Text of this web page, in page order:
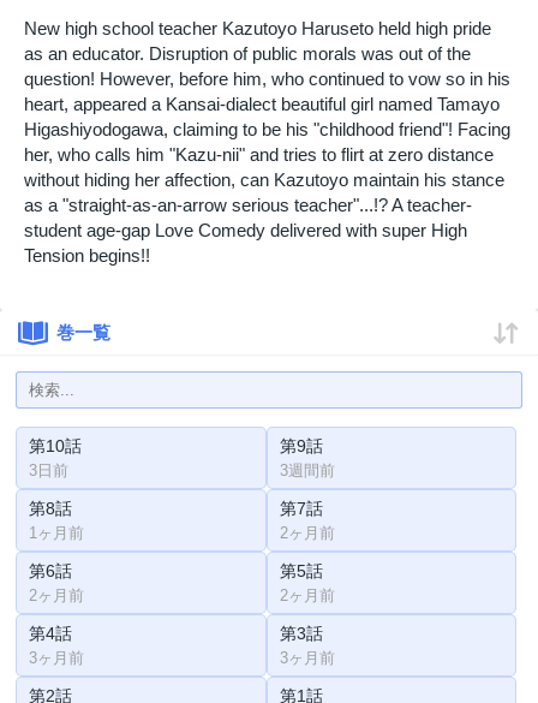
New high school teacher Kazutoyo Haruseto held high pride
as an educator. Disruption of public morals was out of the
question! However, before him, who continued to vow so in his
heart, appeared a Kansai-dialect beautiful girl named Tamayo
Higashiyodogawa, claiming to be his "childhood friend"! Facing
her, who calls him "Kazu-nii" and tries to flirt at zero distance
without hiding her affection, can Kazutoyo maintain his stance
as a "straight-as-an-arrow serious teacher"...!? A teacher-
student age-gap Love Comedy delivered with super High
Tension begins!!
巻一覧
第10話
3日前
第9話
3週間前
第8話
1ヶ月前
第7話
2ヶ月前
第6話
2ヶ月前
第5話
2ヶ月前
第4話
3ヶ月前
第3話
3ヶ月前
第2話 第1話